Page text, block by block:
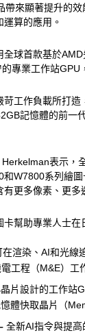
來顯著提升的
算的應用。
球首款基於
專業工作站GPU
工作負載所打
記憶體的前
表示
W7800系列繪
更多像素、更多
幫助專業人士
渲染、AI和光線
工程（M&E）
片設計的工作站
體快取晶片（
全新AI指令與提